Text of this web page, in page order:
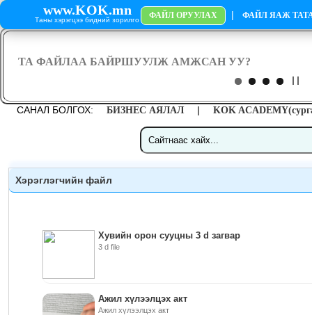
www.KOK.mn
Таны хэрэгцээ бидний зорилго ФАЙЛ ОРУУЛАХ | ФАЙЛ ЯАЖ
САНАЛ БОЛГОХ: БИЗНЕС АЯЛАЛ | KOK
Хэрэглэгчийн файл
Хувийн орон сууцны 3 d загвар
3 d file
Ажил хүлээлцэх акт
Ажил хүлээлцэх акт